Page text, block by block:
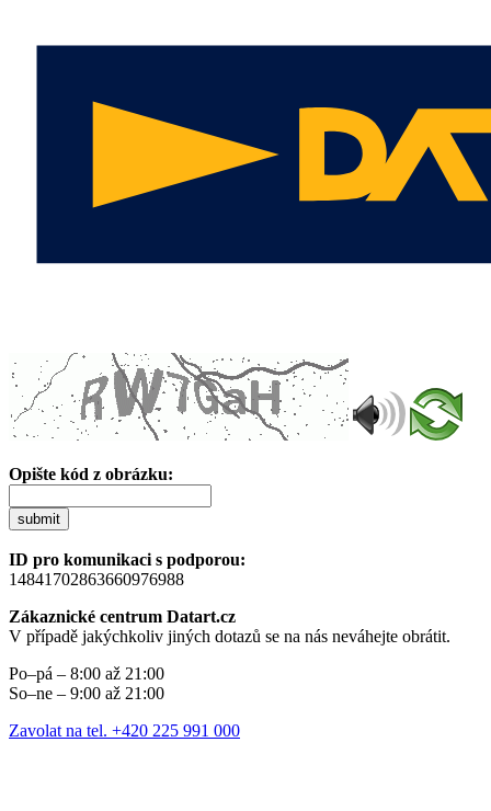
Opište kód z obrázku:
submit
ID pro komunikaci s podporou:
14841702863660976988
Zákaznické centrum Datart.cz
V případě jakýchkoliv jiných dotazů se na nás neváhejte obrátit.
Po–pá – 8:00 až 21:00
So–ne – 9:00 až 21:00
Zavolat na tel. +420 225 991 000